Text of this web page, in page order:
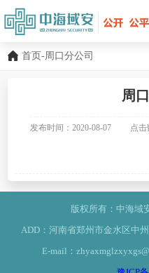
首页-周口分公司
周
发布时间：2020-08-07 点击
版权所有：中海域
ADD：河南省郑州市金水区中
E-mail：